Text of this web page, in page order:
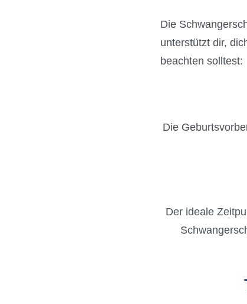
Die
unterstützt dir,
beachten solltest:
Die
Der ideale